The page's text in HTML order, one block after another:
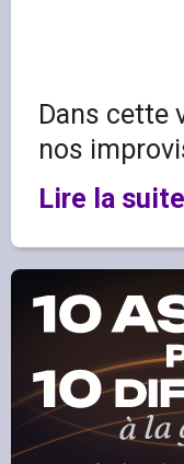
Dans cette
nos
Lire la